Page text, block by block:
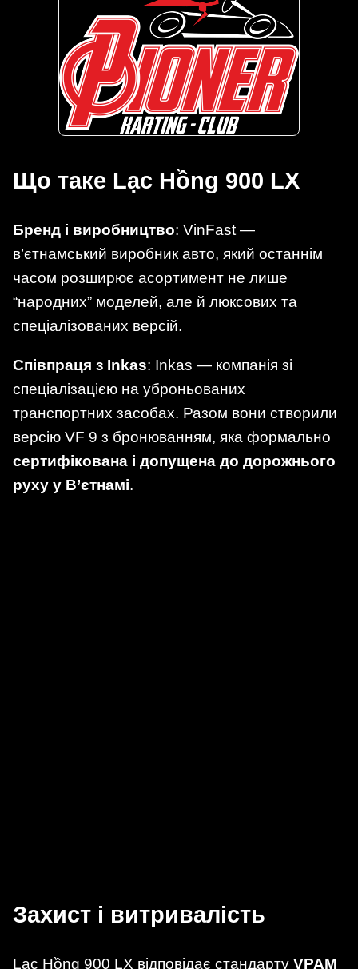
Що таке Lạc Hồng 900 LX
Бренд і виробництво: VinFast —
в’єтнамський виробник авто, який останнім
часом розширює асортимент не лише
“народних” моделей, але й люксових та
спеціалізованих версій.
Співпраця з Inkas: Inkas — компанія зі
спеціалізацією на уброньованих
транспортних засобах. Разом вони створили
версію VF 9 з бронюванням, яка формально
сертифікована і допущена до дорожнього
руху у В’єтнамі.
Захист і витривалість
Lạc Hồng 900 LX відповідає стандарту VPAM